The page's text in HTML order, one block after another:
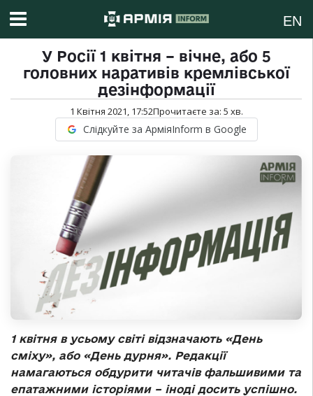
EN
У Росії 1 квітня – вічне, або 5
головних наративів кремлівської
дезінформації
1 Квітня 2021, 17:52Прочитаєте за: 5 хв.
Слідкуйте за АрміяInform в Google
1 квітня в усьому світі відзначають «День
сміху», або «День дурня». Редакції
намагаються обдурити читачів фальшивими та
епатажними історіями – іноді досить успішно.